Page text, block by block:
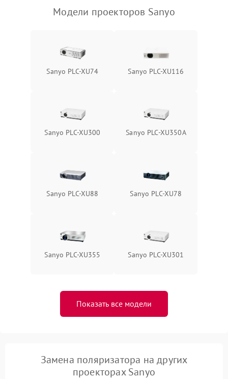
Модели проекторов Sanyo
Sanyo PLC-XU74 Sanyo PLC-XU116
Sanyo PLC-XU300 Sanyo PLC-XU350A
Sanyo PLC-XU88 Sanyo PLC-XU78
Sanyo PLC-XU355 Sanyo PLC-XU301
Показать все модели
Замена поляризатора на других
проекторах Sanyo